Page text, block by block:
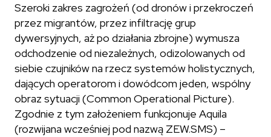
Szeroki zakres zagrożeń (od dronów i przekroczeń
przez migrantów, przez infiltrację grup
dywersyjnych, aż po działania zbrojne) wymusza
odchodzenie od niezależnych, odizolowanych od
siebie czujników na rzecz systemów holistycznych,
dających operatorom i dowódcom jeden, wspólny
obraz sytuacji (Common Operational Picture).
Zgodnie z tym założeniem funkcjonuje Aquila
(rozwijana wcześniej pod nazwą ZEW.SMS) –